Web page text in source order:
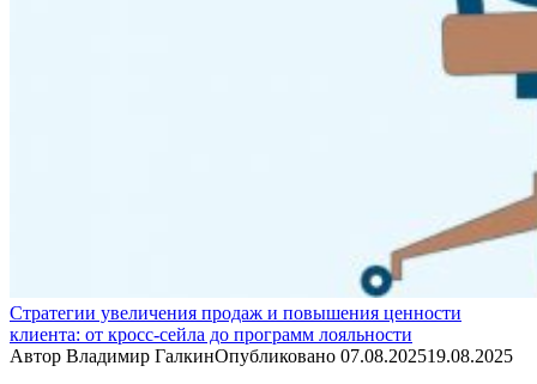
Стратегии увеличения продаж и повышения ценности
клиента: от кросс-сейла до программ лояльности
Автор Владимир ГалкинОпубликовано 07.08.202519.08.2025